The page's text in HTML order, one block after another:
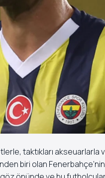
taktıkları akseuarlarla
biri olan